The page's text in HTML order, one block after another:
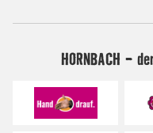
HORNBACH -